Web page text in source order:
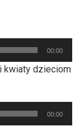
00:00
kwiaty dzieciom
00:00